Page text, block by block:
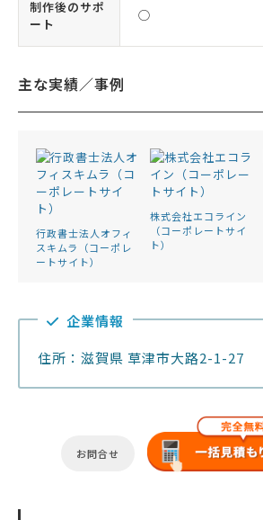
制作後のサポ
ート
◯
主な実績／事例
行政書士法人オフィ
スキムラ（コーポレ
ートサイト）
株式会社エコライン
（コーポレートサイ
ト）
企業情報
住所：滋賀県 草津市大路2-1-27
お問合せ